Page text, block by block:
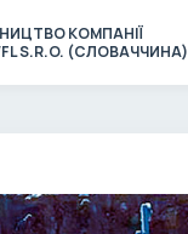
КОМПАНІЇ
S.R.O. (СЛОВАЧЧИНА)